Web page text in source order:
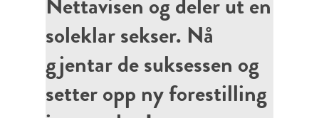
soleklar sekser. Nå
gjentar de suksessen og
setter opp ny forestilling